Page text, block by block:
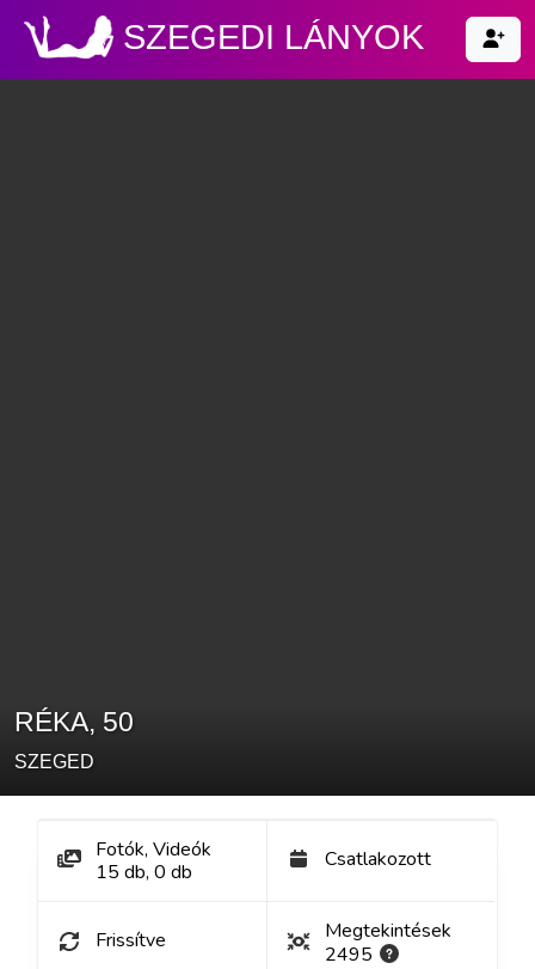
SZEGEDI LÁNYOK
RÉKA, 50
SZEGED
Fotók, Videók
15 db, 0 db Csatlakozott
Frissítve
Megtekintések
2495